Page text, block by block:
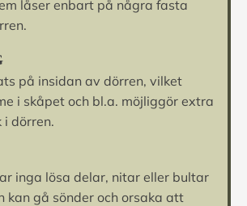
låser enbart på några fasta
på insidan av dörren, vilket
i skåpet och bl.a. möjliggör extra
i dörren.
inga lösa delar, nitar eller bultar
kan gå sönder och orsaka att